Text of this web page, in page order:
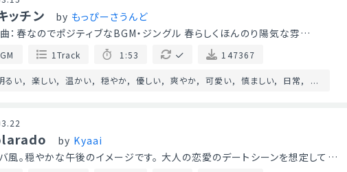
ッチン by もっぴーさうんど
：春なのでポジティブなBGM・ジングル 春らしくほんのり陽気な雰…
1Track 1:53 147367
るい 楽しい 温かい 穏やか 優しい 爽やか 可愛い 慎ましい 日常 ...
by Kyaai
風。穏やかな午後のイメージです。 大人の恋愛のデートシーンを想定して…